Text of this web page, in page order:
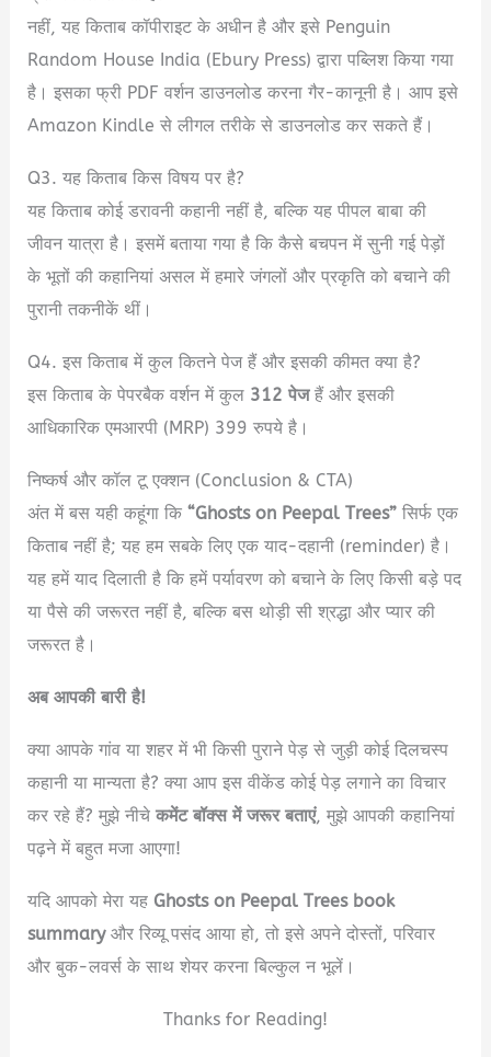
नहीं, यह किताब कॉपीराइट के अधीन है और इसे Penguin
Random House India (Ebury Press) द्वारा पब्लिश किया गया
है। इसका फ्री PDF वर्शन डाउनलोड करना गैर-कानूनी है। आप इसे
Amazon Kindle से लीगल तरीके से डाउनलोड कर सकते हैं।
Q3. यह किताब किस विषय पर है?
यह किताब कोई डरावनी कहानी नहीं है, बल्कि यह पीपल बाबा की
जीवन यात्रा है। इसमें बताया गया है कि कैसे बचपन में सुनी गई पेड़ों
के भूतों की कहानियां असल में हमारे जंगलों और प्रकृति को बचाने की
पुरानी तकनीकें थीं।
Q4. इस किताब में कुल कितने पेज हैं और इसकी कीमत क्या है?
इस किताब के पेपरबैक वर्शन में कुल 312 पेजहैं और इसकी
आधिकारिक एमआरपी (MRP) 399 रुपये है।
निष्कर्ष और कॉल टू एक्शन (Conclusion & CTA)
अंत में बस यही कहूंगा कि“Ghosts on Peepal Trees” सिर्फ एक
किताब नहीं है; यह हम सबके लिए एक याद-दहानी (reminder) है।
यह हमें याद दिलाती है कि हमें पर्यावरण को बचाने के लिए किसी बड़े पद
या पैसे की जरूरत नहीं है, बल्कि बस थोड़ी सी श्रद्धा और प्यार की
जरूरत है।
अब आपकी बारी है!
क्या आपके गांव या शहर में भी किसी पुराने पेड़ से जुड़ी कोई दिलचस्प
कहानी या मान्यता है? क्या आप इस वीकेंड कोई पेड़ लगाने का विचार
कर रहे हैं? मुझे नीचेकमेंट बॉक्स में जरूर बताएं, मुझे आपकी कहानियां
पढ़ने में बहुत मजा आएगा!
यदि आपको मेरा यह Ghosts on Peepal Trees book
summaryऔर रिव्यू पसंद आया हो, तो इसे अपने दोस्तों, परिवार
और बुक-लवर्स के साथ शेयर करना बिल्कुल न भूलें।
Thanks for Reading!